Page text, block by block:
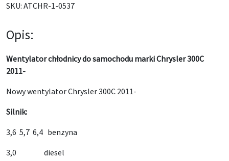
SKU: ATCHR-1-0537
Opis:
Wentylator chłodnicy do samochodu marki Chrysler 300C
2011-
Nowy wentylator Chrysler 300C 2011-
Silnik:
3,6 5,7 6,4 benzyna
3,0 diesel